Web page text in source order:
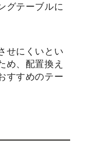
グテーブルに
せにくいとい
め、配置換え
すすめのテー